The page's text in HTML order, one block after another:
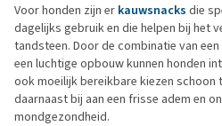
Voor honden zijn er kauwsnacks die
dagelijks gebruik en die helpen bij het
tandsteen. Door de combinatie van
een luchtige opbouw kunnen honden
ook moeilijk bereikbare kiezen schoon
daarnaast bij aan een frisse adem en
mondgezondheid.